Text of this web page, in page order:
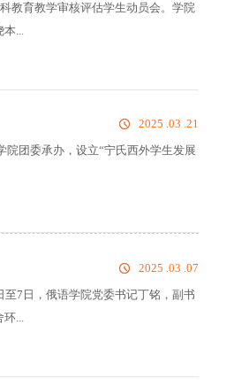
教育教学审核评估学生动员会。学院
本...
2025 .03 .21
院团委承办，设立“宁氏西外学生发展
2025 .03 .07
7日，俄语学院党委书记丁铭，副书
环...